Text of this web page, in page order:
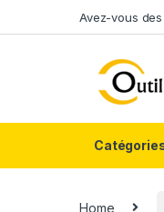
Avez-vous
Home